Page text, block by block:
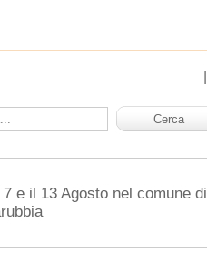
e il 13 Agosto nel comune di